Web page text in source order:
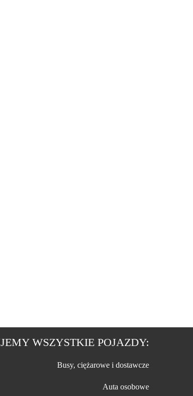
WSZYSTKIE POJAZDY:
Busy, ciężarowe i dostawcze
Auta osobowe